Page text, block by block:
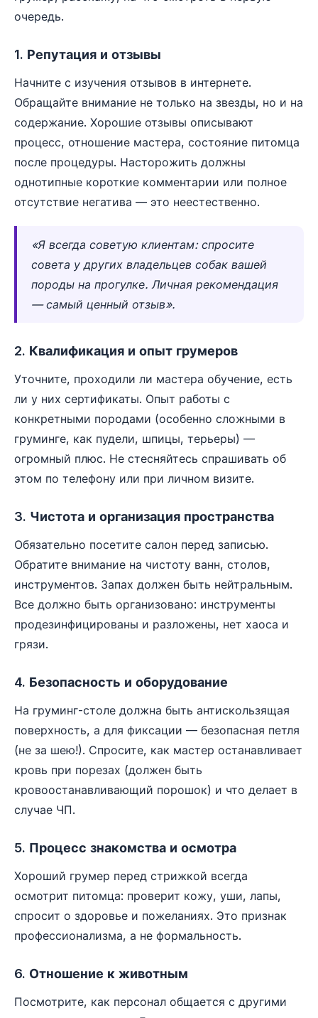
очередь.
1. Репутация и отзывы
Начните с изучения отзывов в интернете.
Обращайте внимание не только на звезды, но и на
содержание. Хорошие отзывы описывают
процесс, отношение мастера, состояние питомца
после процедуры. Насторожить должны
однотипные короткие комментарии или полное
отсутствие негатива — это неестественно.
«Я всегда советую клиентам: спросите
совета у других владельцев собак вашей
породы на прогулке. Личная рекомендация
— самый ценный отзыв».
2. Квалификация и опыт грумеров
Уточните, проходили ли мастера обучение, есть
ли у них сертификаты. Опыт работы с
конкретными породами (особенно сложными в
груминге, как пудели, шпицы, терьеры) —
огромный плюс. Не стесняйтесь спрашивать об
этом по телефону или при личном визите.
3. Чистота и организация пространства
Обязательно посетите салон перед записью.
Обратите внимание на чистоту ванн, столов,
инструментов. Запах должен быть нейтральным.
Все должно быть организовано: инструменты
продезинфицированы и разложены, нет хаоса и
грязи.
4. Безопасность и оборудование
На груминг-столе должна быть антискользящая
поверхность, а для фиксации — безопасная петля
(не за шею!). Спросите, как мастер останавливает
кровь при порезах (должен быть
кровоостанавливающий порошок) и что делает в
случае ЧП.
5. Процесс знакомства и осмотра
Хороший грумер перед стрижкой всегда
осмотрит питомца: проверит кожу, уши, лапы,
спросит о здоровье и пожеланиях. Это признак
профессионализма, а не формальность.
6. Отношение к животным
Посмотрите, как персонал общается с другими